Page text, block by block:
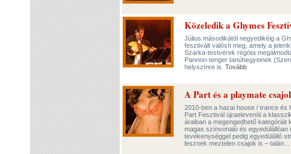
Közeledik a Ghymes
Július másodikától negyedikéig a
fesztivált valósít meg, amely a
Szarka-testvérek régóta
Pannon-tenger tanúhegyeinek
helyszínre is. Tovább
A Part és a playmate
2010-ben a hazai house / trance és
Part Fesztivál újraeleveníti a
áraiban a megengedhető
magas színvonalú és egyedülállóan
tevékenységgel pedig egyedülálló
lesznek meztelen csajok is – talán...